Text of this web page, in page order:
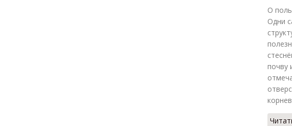
О
Одни
почву